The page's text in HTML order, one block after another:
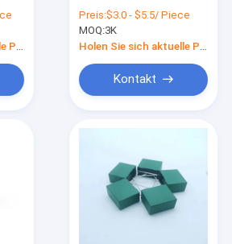
0.5-5A des
Rostschutz-DC-12V
Preis:$3.0 - $5.5/ Piece
MOQ:3K
Kontakt